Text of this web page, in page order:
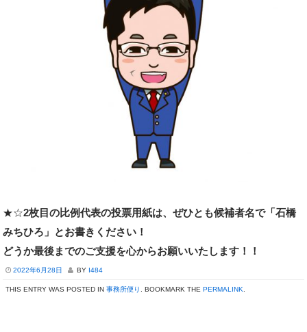
★☆2枚目の比例代表の投票用紙は、ぜひとも候補者名で「石橋
みちひろ」とお書きください！
どうか最後までのご支援を心からお願いいたします！！
2022年6月28日 BY I484
THIS ENTRY WAS POSTED IN 事務所便り . BOOKMARK THE PERMALINK